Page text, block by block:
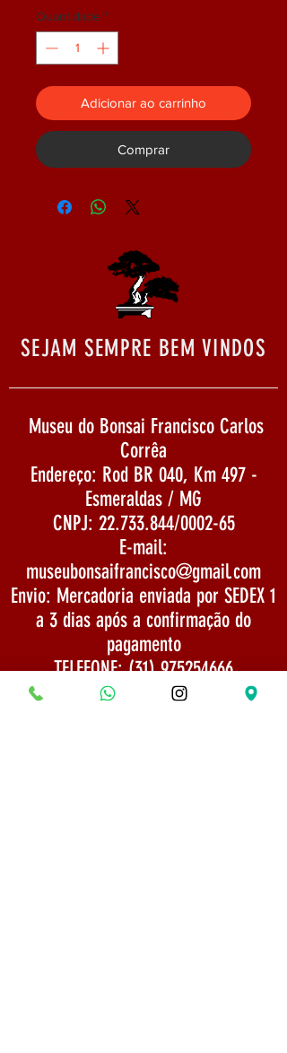
Quantidade *
Adicionar ao carrinho
Comprar
SEJAM SEMPRE BEM VINDOS
Museu do Bonsai Francisco Carlos
Corrêa
Endereço: Rod BR 040, Km 497 -
Esmeraldas / MG
CNPJ: 22.733.844/0002-65
E-mail:
museubonsaifrancisco@gmail.com
Envio: Mercadoria enviada por SEDEX 1
a 3 dias após a confirmação do
pagamento
TELEFONE:(31) 975254666
Politica de Envio